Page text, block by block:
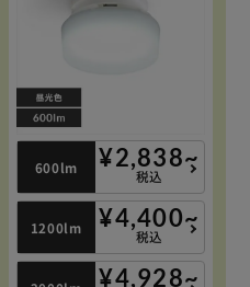
600lm ¥2,838~
税込
1200lm ¥4,400~
税込
¥4,928~